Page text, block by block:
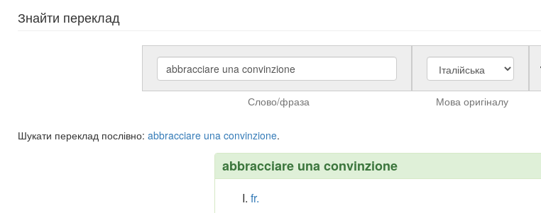
Знайти переклад
Слово/фраза Мова оригіналу
Шукати переклад послівно: abbracciare una convinzione.
abbracciare una convinzione
fr.